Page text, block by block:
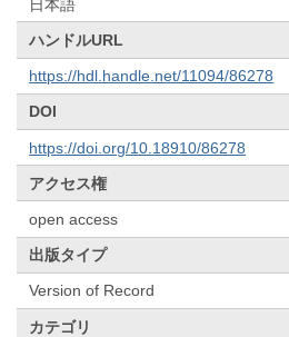
日本語
ハンドルURL
https://hdl.handle.net/11094/86278
DOI
https://doi.org/10.18910/86278
アクセス権
open access
出版タイプ
Version of Record
カテゴリ